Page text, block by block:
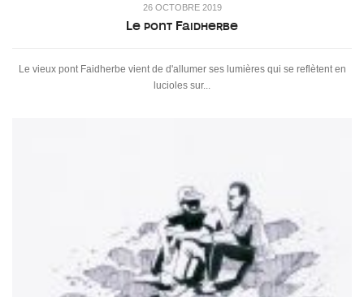
26 OCTOBRE 2019
Le pont Faidherbe
Le vieux pont Faidherbe vient de d'allumer ses lumières qui se reflètent en
lucioles sur...